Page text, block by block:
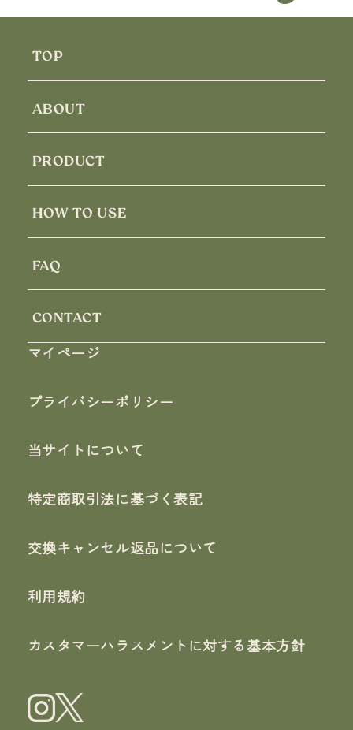
TOP
ABOUT
PRODUCT
HOW TO USE
FAQ
CONTACT
マイページ
プライバシーポリシー
当サイトについて
特定商取引法に基づく表記
交換キャンセル返品について
利用規約
カスタマーハラスメントに対する基本方針